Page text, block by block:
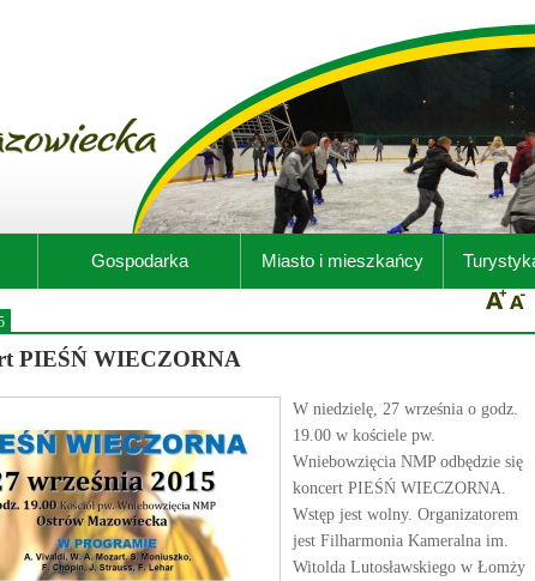
Gospodarka Miasto i mieszkańcy
PIEŚŃ WIECZORNA
W niedzielę, 27 września o godz.
19.00 w kościele pw.
Wniebowzięcia NMP odbędzie się
koncert PIEŚŃ WIECZORNA.
Wstęp jest wolny. Organizatorem
jest Filharmonia Kameralna im.
Witolda Lutosławskiego w Łomży